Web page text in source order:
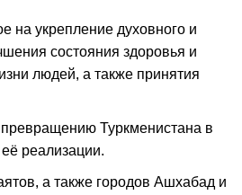
на укрепление духовного и
состояния здоровья и
людей, а также принятия
Туркменистана в
реализации.
а также городов Ашхабад и